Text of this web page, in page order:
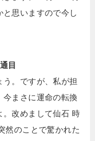
思いますので今し
目
。ですが、私が担
今まさに運命の転換
。改めまして仙石 時
然のことで驚かれた